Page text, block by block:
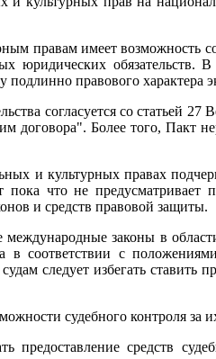
правам имеет возможность
правового
согласуется со статьей
Более того, Пакт
и культурных правах
что не
и средств правовой защиты.
законы в
в соответствии с
следует избегать
судебного
средств